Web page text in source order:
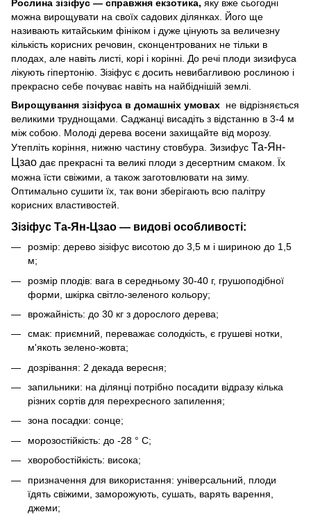
Рослина зізіфус — справжня екзотика, яку вже сьогодні
можна вирощувати на своїх садових ділянках. Його ще
називають китайським фініком і дуже цінують за величезну
кількість корисних речовин, сконцентрованих не тільки в
плодах, але навіть листі, корі і корінні. До речі плоди зизифуса
лікують гіпертонію. Зізіфус є досить невибагливою рослиною і
прекрасно себе почуває навіть на найбіднішій землі.
Вирощування зізіфуса в домашніх умовах не відрізняється
великими труднощами. Саджанці висадіть з відстанню в 3-4 м
між собою. Молоді дерева восени захищайте від морозу.
Утепліть коріння, нижню частину стовбура. Зизифус Та-Ян-
Цзао дає прекрасні та великі плоди з десертним смаком. Їх
можна їсти свіжими, а також заготовлювати на зиму.
Оптимально сушити їх, так вони зберігають всю палітру
корисних властивостей.
Зізіфус Та-Ян-Цзао — видові особливості:
розмір: дерево зізіфус висотою до 3,5 м і шириною до 1,5
м;
розмір плодів: вага в середньому 30-40 г, грушоподібної
форми, шкірка світло-зеленого кольору;
врожайність: до 30 кг з дорослого дерева;
смак: приємний, переважає солодкість, є грушеві нотки,
м'якоть зелено-жовта;
дозрівання: 2 декада вересня;
запильники: на ділянці потрібно посадити відразу кілька
різних сортів для перехресного запилення;
зона посадки: сонце;
морозостійкість: до -28 ° С;
хворобостійкість: висока;
призначення для використання: універсальний, плоди
їдять свіжими, заморожують, сушать, варять варення,
джеми;